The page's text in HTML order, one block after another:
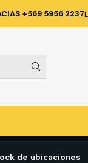
+569 5956 2237
8'' (1/128''-0.05
METRO
a la lista de
de ubicaciones